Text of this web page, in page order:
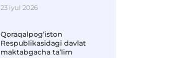
23 iyul 2026
Qoraqalpog‘iston
Respublikasidagi davlat
maktabgacha ta’lim